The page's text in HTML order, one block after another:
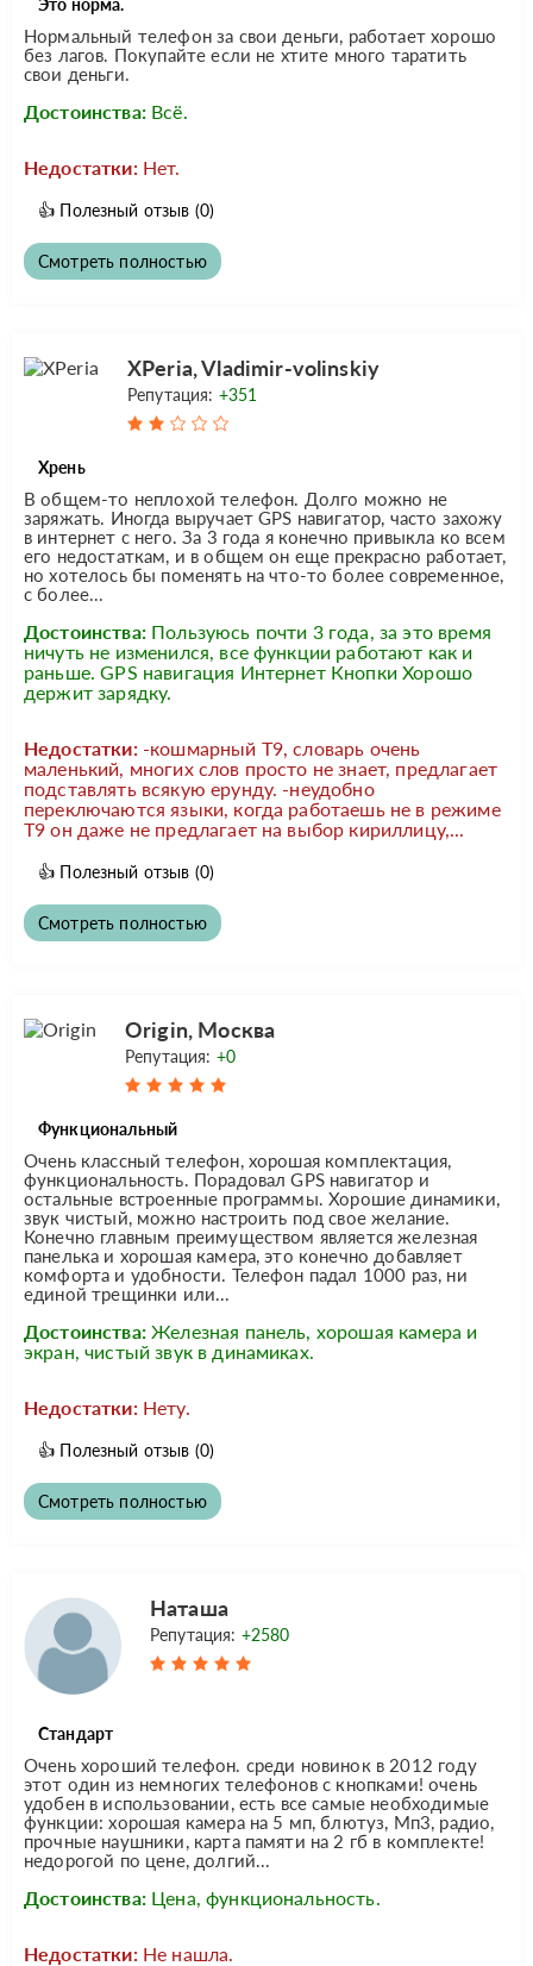
Это норма.
Нормальный телефон за свои деньги, работает хорошо
без лагов. Покупайте если не хтите много таратить
свои деньги.
Достоинства: Всё.
Недостатки: Нет.
👍 Полезный отзыв (0)
Смотреть полностью
XPeria, Vladimir-volinskiy
Репутация: +351
Хрень
В общем-то неплохой телефон. Долго можно не
заряжать. Иногда выручает GPS навигатор, часто захожу
в интернет с него. За 3 года я конечно привыкла ко всем
его недостаткам, и в общем он еще прекрасно работает,
но хотелось бы поменять на что-то более современное,
с более...
Достоинства: Пользуюсь почти 3 года, за это время
ничуть не изменился, все функции работают как и
раньше. GPS навигация Интернет Кнопки Хорошо
держит зарядку.
Недостатки: -кошмарный T9, словарь очень
маленький, многих слов просто не знает, предлагает
подставлять всякую ерунду. -неудобно
переключаются языки, когда работаешь не в режиме
Т9 он даже не предлагает на выбор кириллицу,...
👍 Полезный отзыв (0)
Смотреть полностью
Origin, Москва
Репутация: +0
Функциональный
Очень классный телефон, хорошая комплектация,
функциональность. Порадовал GPS навигатор и
остальные встроенные программы. Хорошие динамики,
звук чистый, можно настроить под свое желание.
Конечно главным преимуществом является железная
панелька и хорошая камера, это конечно добавляет
комфорта и удобности. Телефон падал 1000 раз, ни
единой трещинки или...
Достоинства: Железная панель, хорошая камера и
экран, чистый звук в динамиках.
Недостатки: Нету.
👍 Полезный отзыв (0)
Смотреть полностью
Наташа
Репутация: +2580
Стандарт
Очень хороший телефон. среди новинок в 2012 году
этот один из немногих телефонов с кнопками! очень
удобен в использовании, есть все самые необходимые
функции: хорошая камера на 5 мп, блютуз, Мп3, радио,
прочные наушники, карта памяти на 2 гб в комплекте!
недорогой по цене, долгий...
Достоинства: Цена, функциональность.
Недостатки: Не нашла.